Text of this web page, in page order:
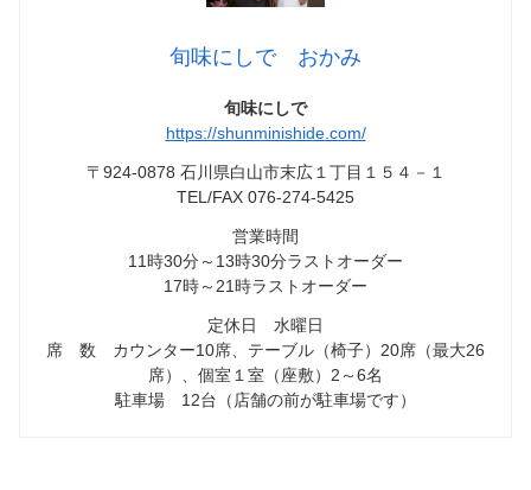
旬味にしで おかみ
旬味にしで
https://shunminishide.com/
〒924-0878 石川県白山市末広１丁目１５４－１
TEL/FAX 076-274-5425
営業時間
11時30分～13時30分ラストオーダー
17時～21時ラストオーダー
定休日 水曜日
席 数 カウンター10席、テーブル（椅子）20席（最大26
席）、個室１室（座敷）2～6名
駐車場 12台（店舗の前が駐車場です）